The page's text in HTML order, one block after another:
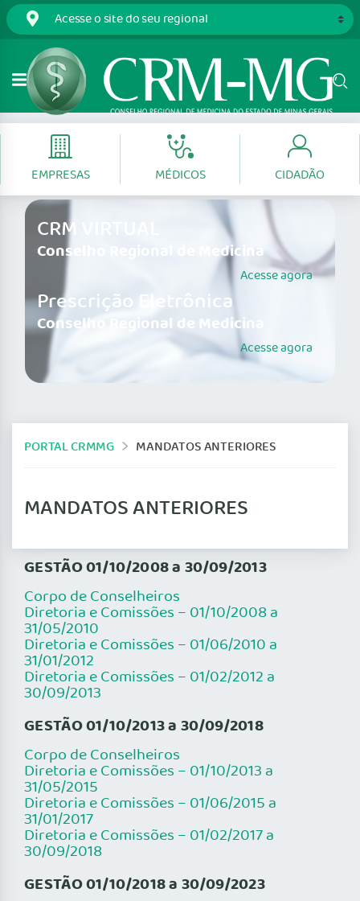
EMPRESAS MÉDICOS CIDADÃO
CRM VIRTUAL
Conselho Regional de Medicina
Acesse agora
Prescrição Eletrônica
Conselho Regional de Medicina
Acesse agora
PORTAL CRMMG MANDATOS ANTERIORES
MANDATOS ANTERIORES
GESTÃO 01/10/2008 a 30/09/2013
Corpo de Conselheiros
Diretoria e Comissões – 01/10/2008 a
31/05/2010
Diretoria e Comissões – 01/06/2010 a
31/01/2012
Diretoria e Comissões – 01/02/2012 a
30/09/2013
GESTÃO 01/10/2013 a 30/09/2018
Corpo de Conselheiros
Diretoria e Comissões – 01/10/2013 a
31/05/2015
Diretoria e Comissões – 01/06/2015 a
31/01/2017
Diretoria e Comissões – 01/02/2017 a
30/09/2018
GESTÃO 01/10/2018 a 30/09/2023